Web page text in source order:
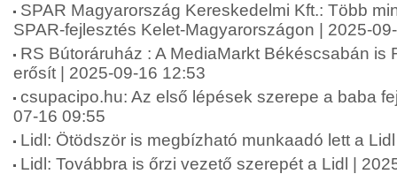
SPAR Magyarország Kereskedelmi Kft.: Több
SPAR-fejlesztés Kelet-Magyarországon | 2025-
RS Bútoráruház : A MediaMarkt Békéscsabán is
erősít | 2025-09-16 12:53
csupacipo.hu: Az első lépések szerepe a baba
07-16 09:55
Lidl: Ötödször is megbízható munkaadó lett a
Lidl: Továbbra is őrzi vezető szerepét a Lidl |